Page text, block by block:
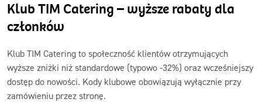
Klub TIM Catering – wyższe rabaty dla
członków
Klub TIM Catering to społeczność klientów otrzymujących
wyższe zniżki niż standardowe (typowo -32%) oraz wcześniejszy
dostęp do nowości. Kody klubowe obowiązują wyłącznie przy
zamówieniu przez stronę.